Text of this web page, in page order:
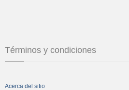
Términos y condiciones
Acerca del sitio